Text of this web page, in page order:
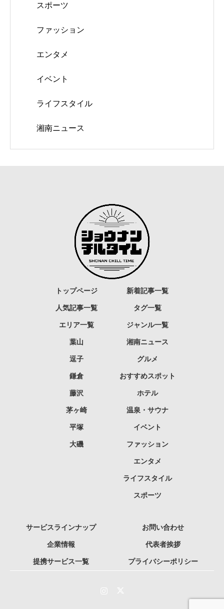
スポーツ
ファッション
エンタメ
イベント
ライフスタイル
湘南ニュース
トップページ 新着記事一覧
人気記事一覧 タグ一覧
エリア一覧
葉山
逗子
鎌倉
藤沢
茅ヶ崎
平塚
大磯
ジャンル一覧
湘南ニュース
グルメ
おすすめスポット
ホテル
温泉・サウナ
イベント
ファッション
エンタメ
ライフスタイル
スポーツ
サービスラインナップ お問い合わせ
企業情報 代表者挨拶
提携サービス一覧 プライバシーポリシー